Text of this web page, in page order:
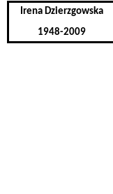
Irena Dzierzgowska
1948-2009